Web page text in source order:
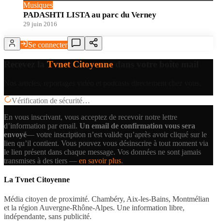
Musiques
PADASHTI LISTA au parc du Verney
29 juin 2016
Se connecter
Tvnet Citoyenne
Vérification de sécurité…
En vous inscrivant, vous acceptez de recevoir notre lettre
d’information par email. Un email de confirmation vous sera
envoyé— votre inscription n’est valide qu’après avoir cliqué sur le
lien qu’il contient. Vous pouvez vous désinscrire à tout moment via
le lien présent dans chaque message. Vos données ne sont jamais
transmises à des tiers — en savoir plus.
La Tvnet Citoyenne
Média citoyen de proximité. Chambéry, Aix-les-Bains, Montmélian
et la région Auvergne-Rhône-Alpes. Une information libre,
indépendante, sans publicité.